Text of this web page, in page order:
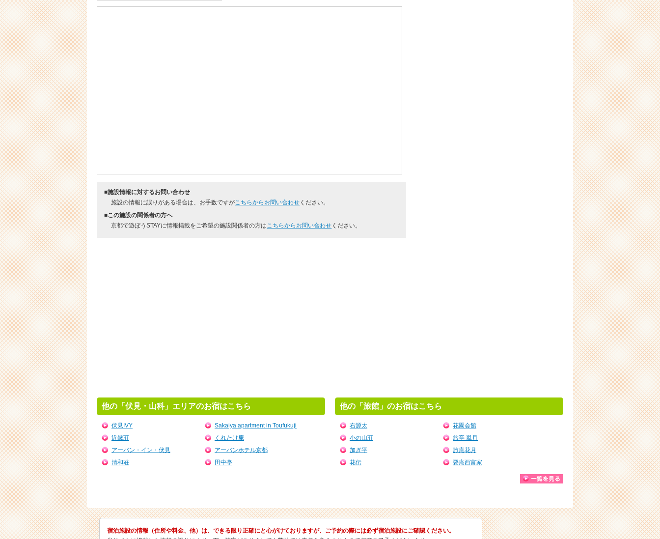
■施設情報に対するお問い合わせ
施設の情報に誤りがある場合は、お手数ですが こちらからお問い合わせ ください。
■この施設の関係者の方へ
京都で遊ぼうSTAYに情報掲載をご希望の施設関係者の方は こちらからお問い合わせ ください。
他の「伏見・山科」エリアのお宿はこちら
伏見IVY
Sakaiya apartment in Toufukuji
近畿荘
くれたけ庵
アーバン・イン・伏見
アーバンホテル京都
清和荘
田中亭
他の「旅館」のお宿はこちら
右源太
花園会館
小の山荘
旅亭 嵐月
加ぎ平
旅庵花月
花伝
要庵西富家
宿泊施設の情報（住所や料金、他）は、できる限り正確にと心がけておりますが、ご予約の際には必ず宿泊施設にご確認ください。